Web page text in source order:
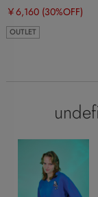
￥6,160 (30%OFF)
OUTLET